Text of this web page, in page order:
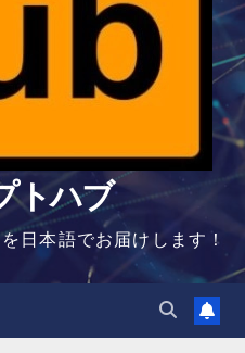
トハブ
日本語でお届けします！